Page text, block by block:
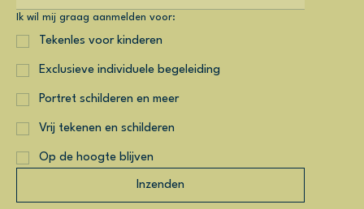
Ik wil mij graag aanmelden voor:
Tekenles voor kinderen
Exclusieve individuele begeleiding
Portret schilderen en meer
Vrij tekenen en schilderen
Op de hoogte blijven
Inzenden